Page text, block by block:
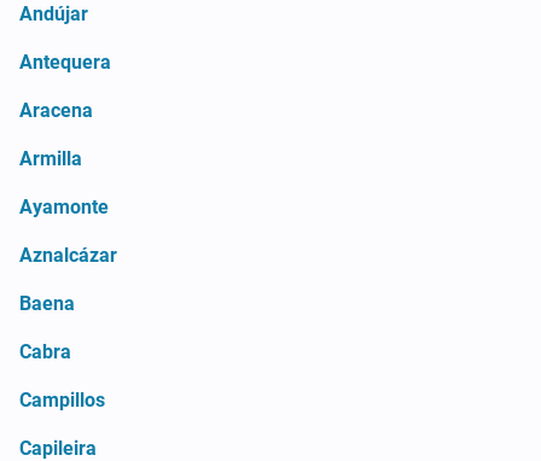
Andújar
Antequera
Aracena
Armilla
Ayamonte
Aznalcázar
Baena
Cabra
Campillos
Capileira